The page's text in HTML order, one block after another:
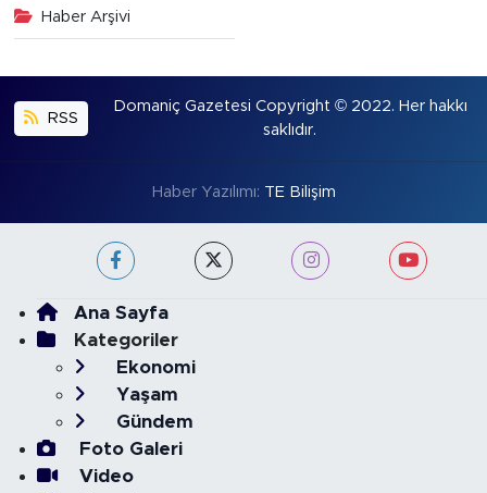
Haber Arşivi
RSS
Domaniç Gazetesi Copyright © 2022. Her hakkı
saklıdır.
Haber Yazılımı: TE Bilişim
Ana Sayfa
Kategoriler
Ekonomi
Yaşam
Gündem
Foto Galeri
Video